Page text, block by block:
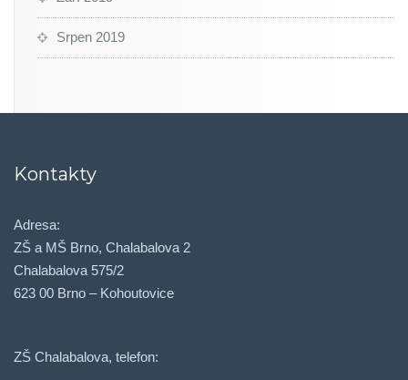
Srpen 2019
Kontakty
Adresa:
ZŠ a MŠ Brno, Chalabalova 2
Chalabalova 575/2
623 00 Brno – Kohoutovice
ZŠ Chalabalova, telefon: